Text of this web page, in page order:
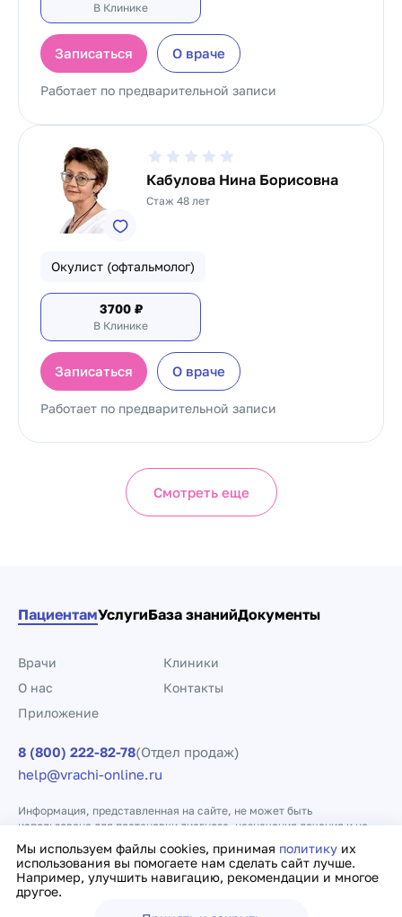
В Клинике
Записаться О враче
Работает по предварительной записи
Кабулова Нина Борисовна
Стаж 48 лет
Окулист (офтальмолог)
3700₽
В Клинике
Записаться О враче
Работает по предварительной записи
Смотреть еще
Мы используем файлы cookies, принимая политику их
использования вы помогаете нам сделать сайт лучше.
Например, улучшить навигацию, рекомендации и многое
другое.
ПациентамУслугиБаза знанийДокументы
Врачи
Клиники
О нас
Контакты
Приложение
8 (800) 222-82-78(Отдел продаж)
help@vrachi-online.ru
Информация, представленная на сайте, не может быть
использована для постановки диагноза, назначения лечения и не
заменяет прием врача.
Политика конфиденциальности Договор оферты